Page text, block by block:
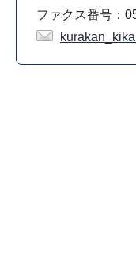
ファクス番号：